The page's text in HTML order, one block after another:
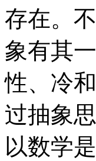
存在。
象有其
性、冷
过抽象
以数学